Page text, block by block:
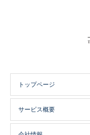
トップページ
サービス概要